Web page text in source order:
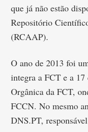
que já não estão
Repositório
(RCAAP).
O ano de 2013 foi
integra a FCT e a
Orgânica da FCT,
FCCN. No mesmo
DNS.PT,